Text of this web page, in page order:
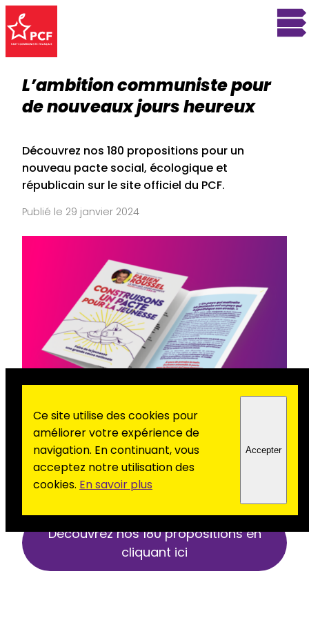
L’ambition communiste pour
de nouveaux jours heureux
Découvrez nos 180 propositions pour un
nouveau pacte social, écologique et
républicain sur le site officiel du PCF.
Publié le 29 janvier 2024
Découvrez nos 180 propositions pour un nouveau
pacte social, écologique et républicain sur le site
officiel du PCF.
Découvrez nos 180 propositions en
cliquant ici
Ce site utilise des cookies pour
améliorer votre expérience de
navigation. En continuant, vous
acceptez notre utilisation des
cookies. En savoir plus
Accepter